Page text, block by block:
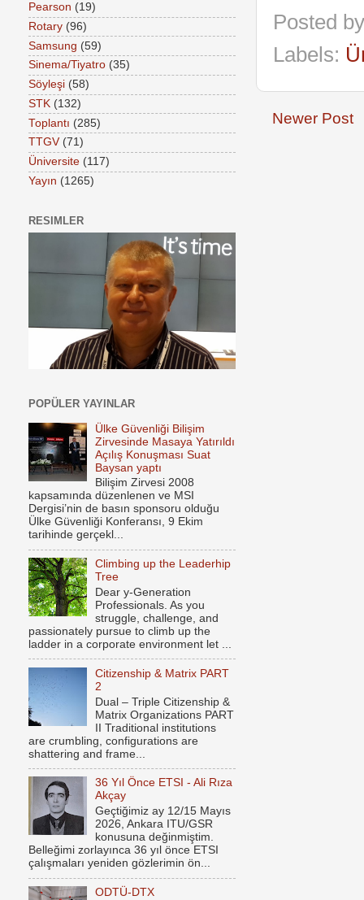
Posted
Labels:
Newer Post
Pearson (19)
Rotary (96)
Samsung (59)
Sinema/Tiyatro (35)
Söyleşi (58)
STK (132)
Toplantı (285)
TTGV (71)
Üniversite (117)
Yayın (1265)
RESIMLER
POPÜLER YAYINLAR
Ülke Güvenliği Bilişim
Zirvesinde Masaya Yatırıldı
Açılış Konuşması Suat
Baysan yaptı
Bilişim Zirvesi 2008
kapsamında düzenlenen ve MSI
Dergisi’nin de basın sponsoru olduğu
Ülke Güvenliği Konferansı, 9 Ekim
tarihinde gerçekl...
Climbing up the Leaderhip
Tree
Dear y-Generation
Professionals. As you
struggle, challenge, and
passionately pursue to climb up the
ladder in a corporate environment let ...
Citizenship & Matrix PART
2
Dual – Triple Citizenship &
Matrix Organizations PART
II Traditional institutions
are crumbling, configurations are
shattering and frame...
36 Yıl Önce ETSI - Ali Rıza
Akçay
Geçtiğimiz ay 12/15 Mayıs
2026, Ankara ITU/GSR
konusuna değinmiştim.
Belleğimi zorlayınca 36 yıl önce ETSI
çalışmaları yeniden gözlerimin ön...
ODTÜ-DTX